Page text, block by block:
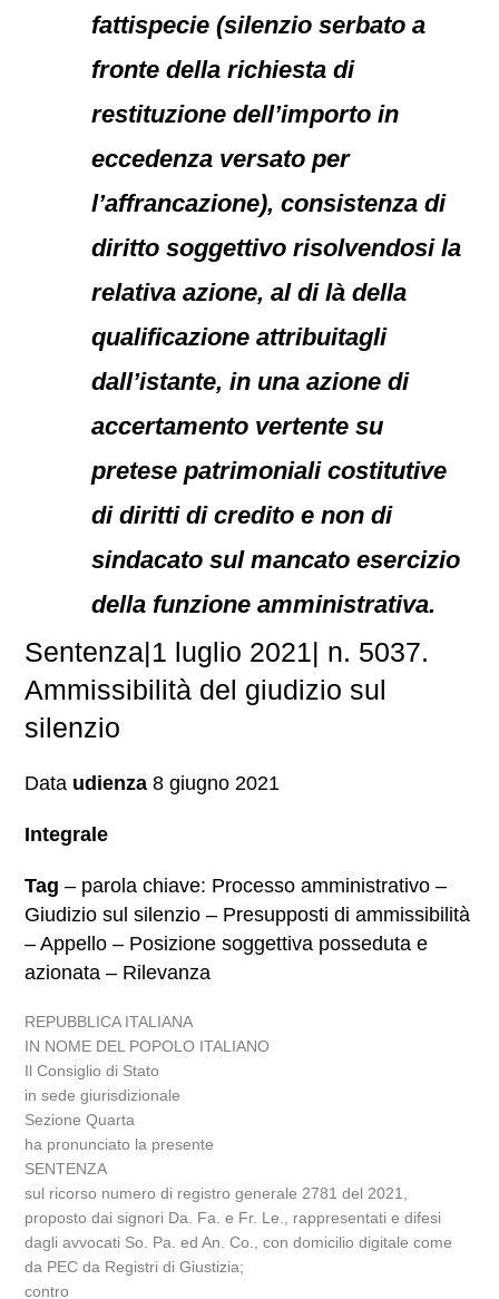
fattispecie (silenzio serbato a
fronte della richiesta di
restituzione dell’importo in
eccedenza versato per
l’affrancazione), consistenza di
diritto soggettivo risolvendosi la
relativa azione, al di là della
qualificazione attribuitagli
dall’istante, in una azione di
accertamento vertente su
pretese patrimoniali costitutive
di diritti di credito e non di
sindacato sul mancato esercizio
della funzione amministrativa.
Sentenza|1 luglio 2021| n. 5037.
Ammissibilità del giudizio sul
silenzio
Data udienza 8 giugno 2021
Integrale
Tag – parola chiave: Processo amministrativo –
Giudizio sul silenzio – Presupposti di ammissibilità
– Appello – Posizione soggettiva posseduta e
azionata – Rilevanza
REPUBBLICA ITALIANA
IN NOME DEL POPOLO ITALIANO
Il Consiglio di Stato
in sede giurisdizionale
Sezione Quarta
ha pronunciato la presente
SENTENZA
sul ricorso numero di registro generale 2781 del 2021,
proposto dai signori Da. Fa. e Fr. Le., rappresentati e difesi
dagli avvocati So. Pa. ed An. Co., con domicilio digitale come
da PEC da Registri di Giustizia;
contro